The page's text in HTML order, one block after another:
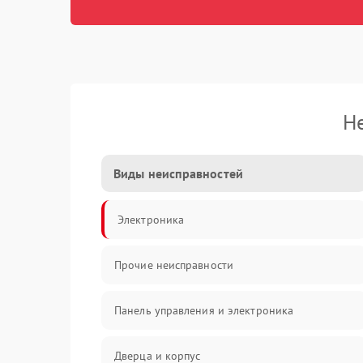
Виды неисправностей
Электроника
Прочие неисправности
Панель управления и электроника
Дверца и корпус